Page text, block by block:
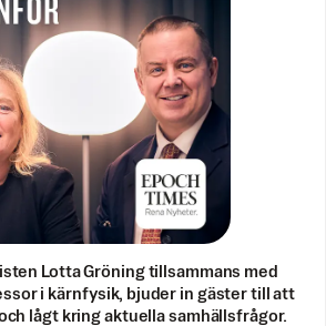
Lotta Gröning tillsammans med
i kärnfysik, bjuder in gäster till att
lågt kring aktuella samhällsfrågor.